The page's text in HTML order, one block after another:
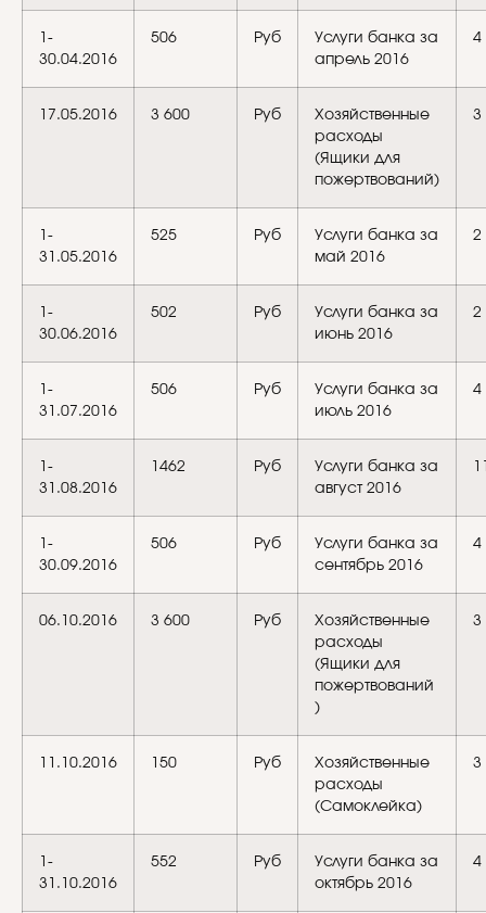
1-
30.04.2016
506 Руб
Услуги банка за
апрель 2016
4
17.05.2016 3 600 Руб
Хозяйственные
расходы
(Ящики для
пожертвований)
3
1-
31.05.2016
525 Руб
Услуги банка за
май 2016
2
1-
30.06.2016
502 Руб
Услуги банка за
июнь 2016
2
1-
31.07.2016
506 Руб
Услуги банка за
июль 2016
4
1-
31.08.2016
1462 Руб
Услуги банка за
август 2016
1-
30.09.2016
506 Руб
Услуги банка за
сентябрь 2016
4
06.10.2016 3 600 Руб
Хозяйственные
расходы
(Ящики для
пожертвований
)
3
11.10.2016 150 Руб
Хозяйственные
расходы
(Самоклейка)
3
1-
31.10.2016
552 Руб
Услуги банка за
октябрь 2016
4